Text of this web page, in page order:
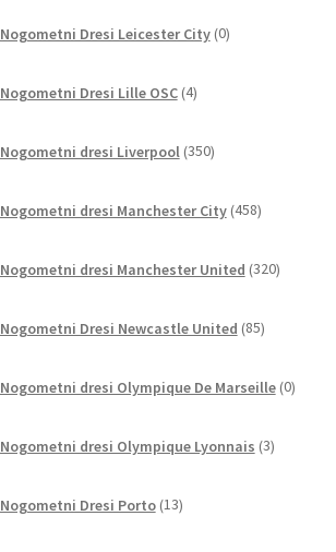
Nogometni Dresi Leicester City 0izdelkov
Nogometni Dresi Lille OSC 4izdelki
Nogometni dresi Liverpool 350izdelkov
Nogometni dresi Manchester City 458izdelkov
Nogometni dresi Manchester United 320izdelkov
Nogometni Dresi Newcastle United 85izdelkov
Nogometni dresi Olympique De Marseille 0
Nogometni dresi Olympique Lyonnais 3izdelki
Nogometni Dresi Porto 13izdelkov